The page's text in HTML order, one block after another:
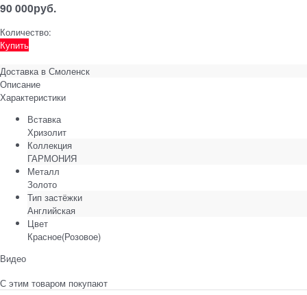
90 000руб.
Количество:
Купить
Доставка в Смоленск
Описание
Характеристики
Вставка
Хризолит
Коллекция
ГАРМОНИЯ
Металл
Золото
Тип застёжки
Английская
Цвет
Красное(Розовое)
Видео
С этим товаром покупают